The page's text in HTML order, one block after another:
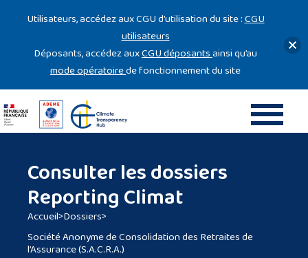
Consulter les dossiers
Reporting Climat
Accueil>Dossiers>
Société Anonyme de Consolidation des Retraites de
l’Assurance (S.A.C.R.A.)
Utilisateurs, accédez aux CGU d’utilisation du site :CGU
utilisateurs
Déposants, accédez auxCGU déposantsainsi qu’au
mode opératoirede fonctionnement du site